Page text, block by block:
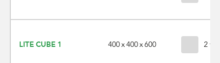
LITE CUBE 1 400 x 400 x 600 2